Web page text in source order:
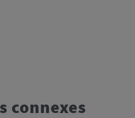
connexes